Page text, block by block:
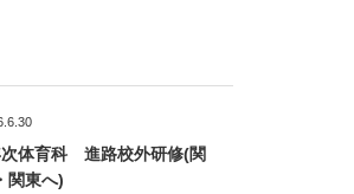
体育科 進路校外研修(関
関東へ)